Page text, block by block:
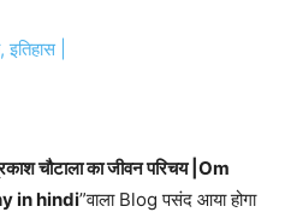
|
चौटाला का जीवन परिचय |Om
in hindi”वाला Blog पसंद आया होगा